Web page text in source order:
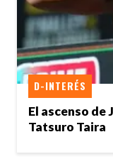
El ascenso de
Tatsuro Taira
D-INTERÉS